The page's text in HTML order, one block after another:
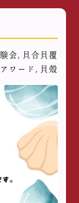
会, 貝合貝覆
ワード , 貝殻